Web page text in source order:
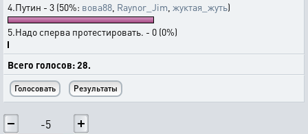
4.Путин - 3 (50%: вова88 Raynor_Jim жуктая_жуть)
5.Надо сперва протестировать. - 0 (0%)
Всего голосов: 28.
-5